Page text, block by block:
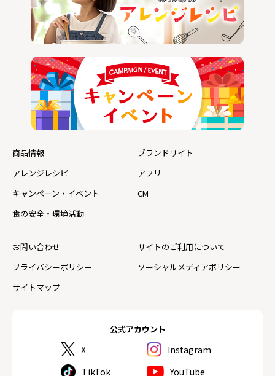
公式アカウント
X
Instagram
TikTok
YouTube
商品情報
ブランドサイト
アレンジレシピ
アプリ
キャンペーン・イベント
CM
食の安全・環境活動
お問い合わせ
サイトのご利用について
プライバシーポリシー
ソーシャルメディアポリシー
サイトマップ